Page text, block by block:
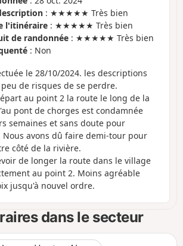
: ★★★★★ Très bien
l'itinéraire : ★★★★★ Très bien
de randonnée : ★★★★★ Très bien
: Non
le 28/10/2024. les descriptions
de risques de se perdre.
au point 2 la route le long de la
pont de chorges est condamnée
semaines et sans doute pour
Nous avons dû faire demi-tour pour
côté de la rivière.
de longer la route dans le village
au point 2. Moins agréable
jusqu'à nouvel ordre.
dans le secteur